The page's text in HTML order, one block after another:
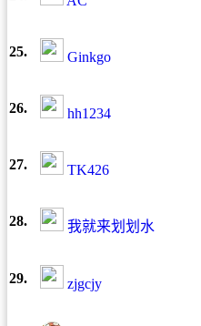
25. Ginkgo
26. hh1234
27. TK426
28. 我就来划划水
29. zjgcjy